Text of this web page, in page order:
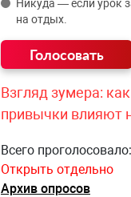
Никуда — если урок
на отдых.
Взгляд зумера:
привычки влияют
Всего
Открыть отдельно
Архив опросов